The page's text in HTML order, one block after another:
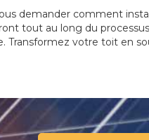
demander comment
tout au long du
Transformez votre toit en